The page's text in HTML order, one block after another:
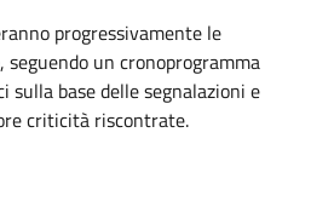
progressivamente le
seguendo un cronoprogramma
base delle segnalazioni e
criticità riscontrate.